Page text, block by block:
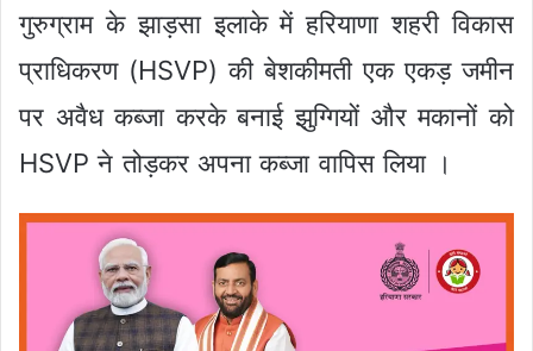
गुरुग्राम के झाड़सा इलाके में हरियाणा शहरी विकास
प्राधिकरण (HSVP) की बेशकीमती एक एकड़ जमीन
पर अवैध कब्जा करके बनाई झुग्गियों और मकानों को
HSVP ने तोड़कर अपना कब्जा वापिस लिया ।